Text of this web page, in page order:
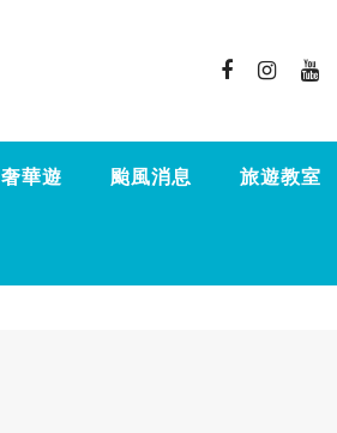
奢華遊 颱風消息 旅遊教室